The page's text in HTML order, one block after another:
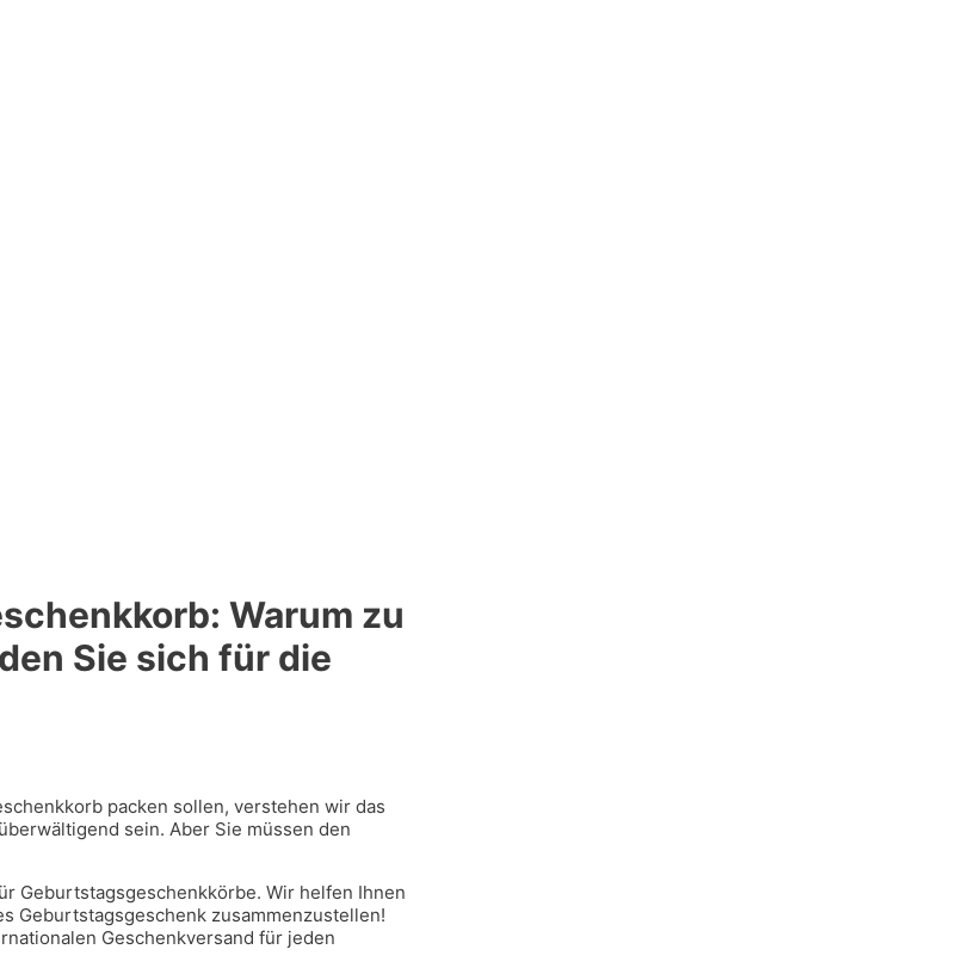
Warum zu
Sie sich für die
packen sollen, verstehen wir das
sein. Aber Sie müssen den
Geburtstagsgeschenkkörbe. Wir helfen Ihnen
Geburtstagsgeschenk zusammenzustellen!
Geschenkversand für jeden